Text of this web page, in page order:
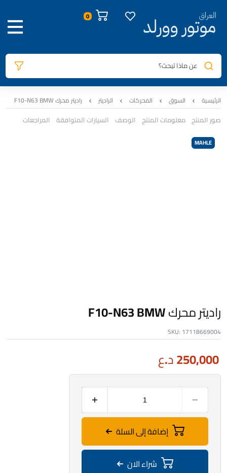
عن ماذا تبحث؟
الرئيسية السوق المحركات الراديتر راديتر محرك F10-N63 BMW
صور المنتج معلومات المنتج الوصف السيارات المتوافقة المراجعات
MAHLE
راديتر محرك F10-N63 BMW
SKU: 17118669004
250,000د.ع
إضافة إلى السلة
شراء الان